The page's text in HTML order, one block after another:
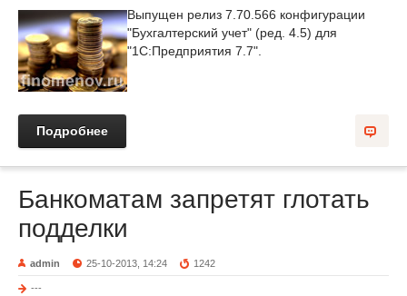
Выпущен релиз 7.70.566 конфигурации
"Бухгалтерский учет" (ред. 4.5) для
"1С:Предприятия 7.7".
Подробнее
Банкоматам запретят глотать
подделки
admin 25-10-2013, 14:24 1242
---